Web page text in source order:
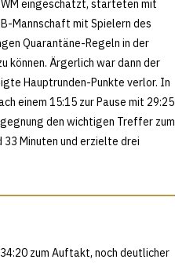
eingeschätzt, starteten mit
Mannschaft mit Spielern des
Quarantäne-Regeln in der
können. Ärgerlich war dann der
Hauptrunden-Punkte verlor. In
einem 15:15 zur Pause mit 29:25
den wichtigen Treffer zum
Minuten und erzielte drei
zum Auftakt, noch deutlicher